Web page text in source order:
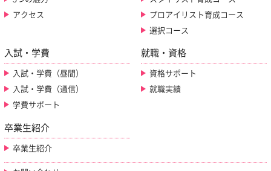
アクセス
プロアイリスト育成コース
選択コース
入試・学費
入試・学費（昼間）
入試・学費（通信）
学費サポート
就職・資格
資格サポート
就職実績
卒業生紹介
卒業生紹介